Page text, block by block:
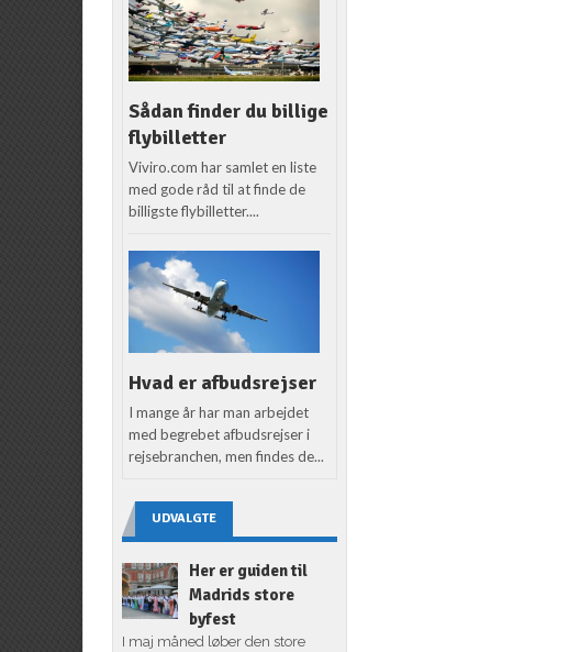
Sådan finder du billige
flybilletter
Viviro.com har samlet en liste
med gode råd til at finde de
billigste flybilletter....
Hvad er afbudsrejser
I mange år har man arbejdet
med begrebet afbudsrejser i
rejsebranchen, men findes de...
UDVALGTE
Her er guiden til
Madrids store
byfest
I maj måned løber den store